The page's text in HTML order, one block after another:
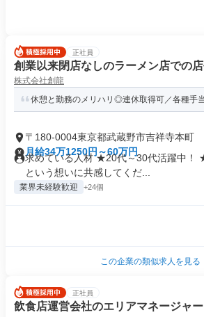
正社員
創業以来閉店なしのラーメン店での
株式会社創龍
休憩と勤務のメリハリ◎連休取得可／各種手
〒180-0004東京都武蔵野市吉祥寺本町
月給34万1250円～60万円
求めている人材 ★20代～30代活躍中！
という想いに共感してくだ...
業界未経験歓迎 +24個
この企業の類似求人を見る
正社員
飲食店運営会社のエリアマネージャー